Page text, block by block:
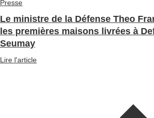
Presse
Le ministre de la Défense Theo
les premières maisons livrées à
Seumay
Lire l'article